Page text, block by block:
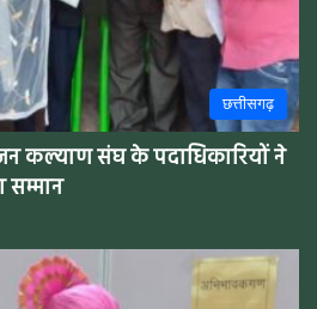
छत्तीसगढ़
कल्याण संघ के पदाधिकारियों ने
सम्मान